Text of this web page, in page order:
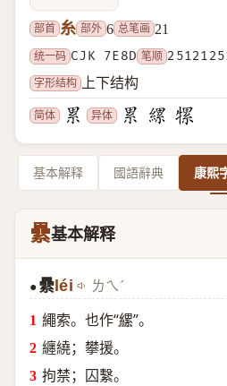
部首 糸 部外 6 总笔画 21
统一码 CJK 7E8D 笔顺
字形结构
上下结构
简体 异体
基本解释 國語辭典 康熙
纍基本解释
● 纍 léi ㄌㄟˊ
繩索。也作“縲”。
纏繞；攀援。
拘禁；囚繫。